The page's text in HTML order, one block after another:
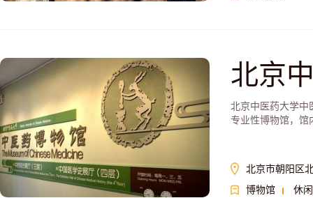
北京
北京中医药大学中
专业性博物馆，馆
北京市朝阳区
博物馆
休